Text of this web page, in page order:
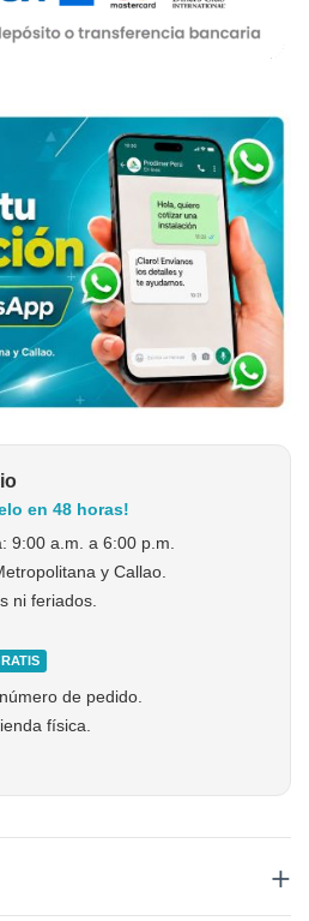
en 48 horas!
9:00 a.m. a 6:00 p.m.
y Callao.
ni feriados.
de pedido.
física.
+